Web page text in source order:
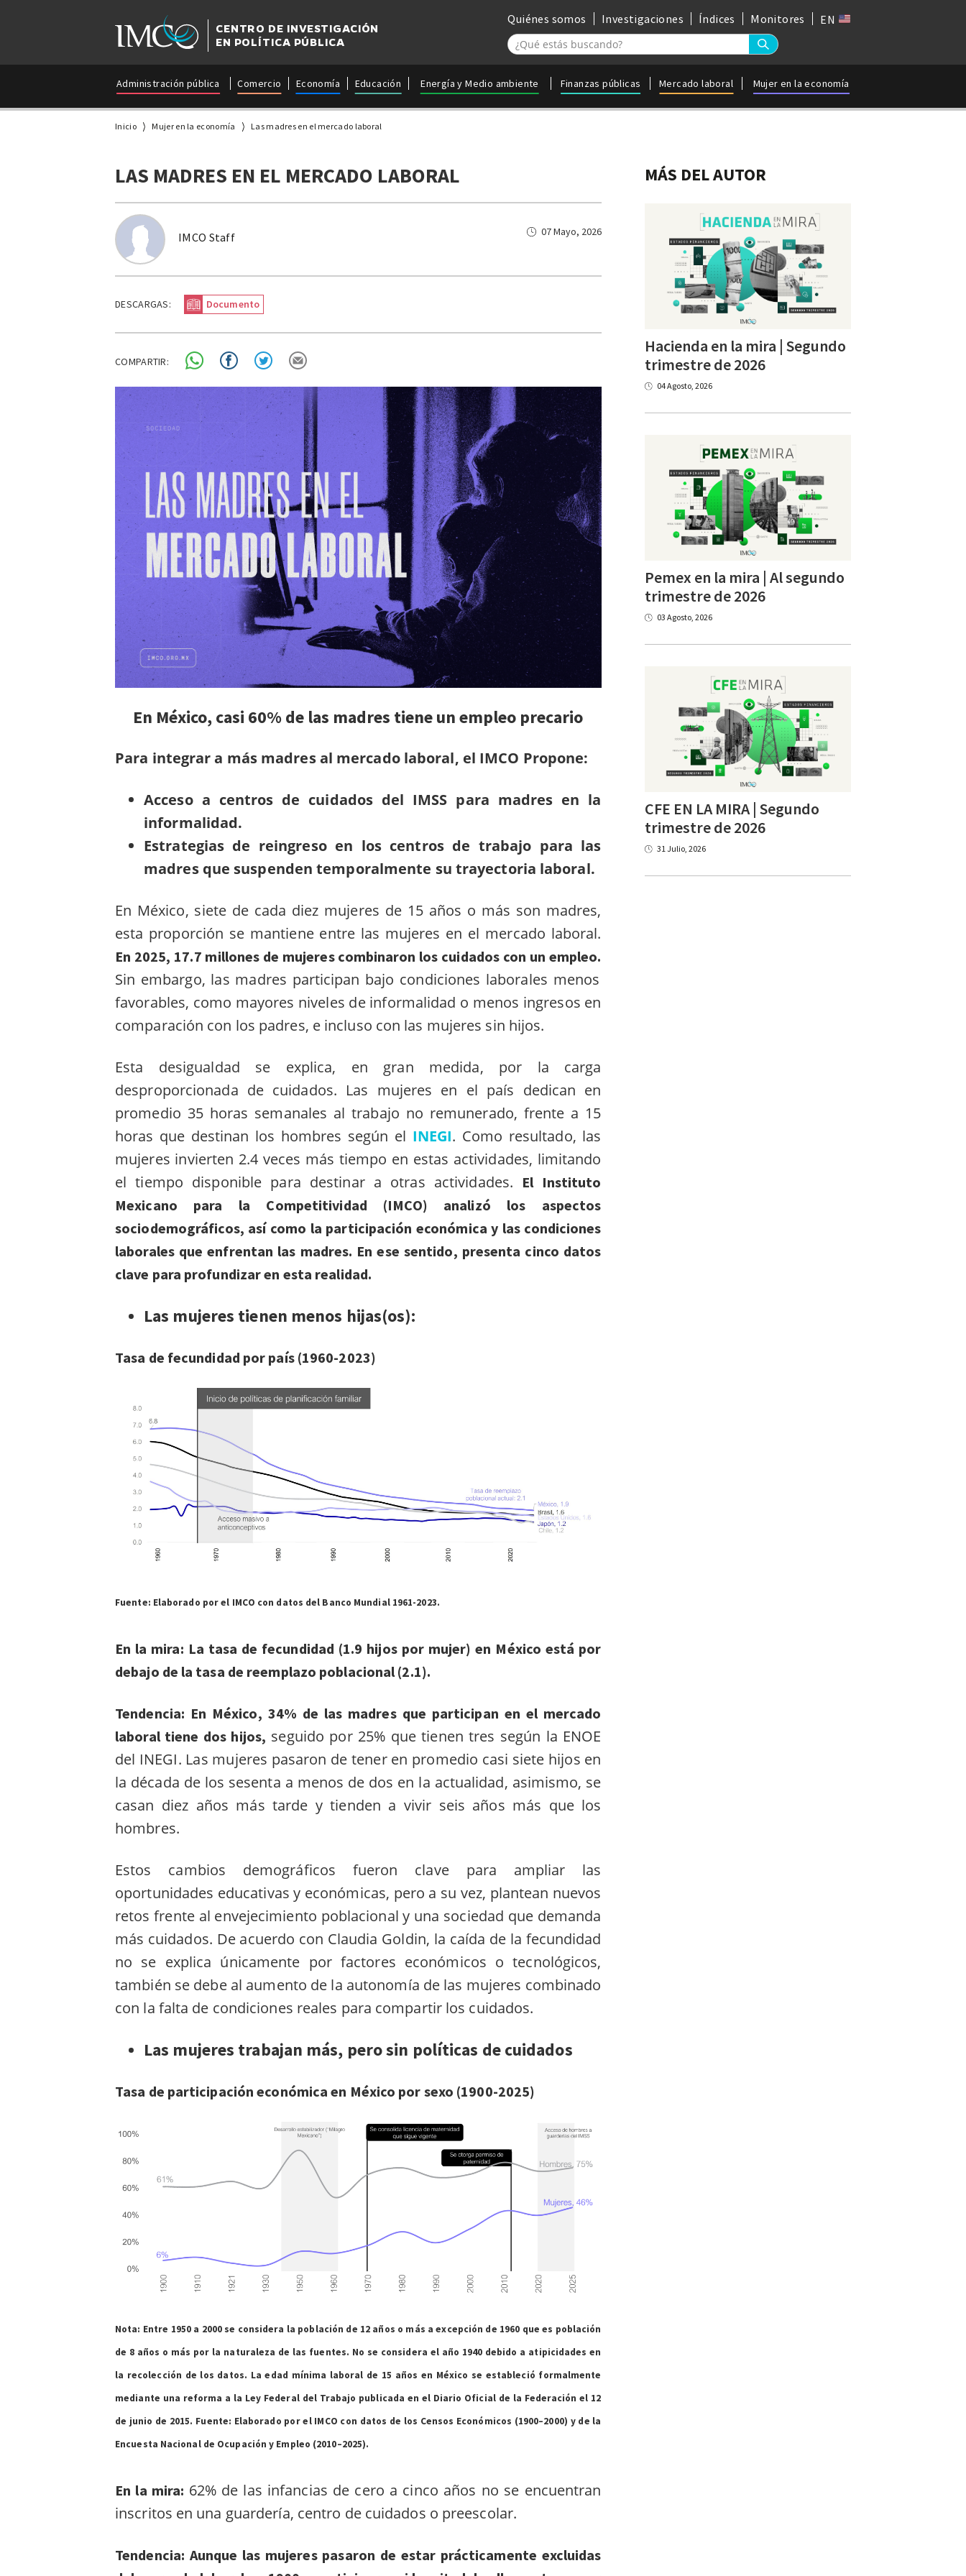
CENTRO DE INVESTIGACIÓN
EN POLÍTICA PÚBLICA
Quiénes somos Investigaciones Índices Monitores EN
Administración pública Comercio Economía Educación Energía y Medio ambiente Finanzas públicas Mercado laboral Mujer en la economía
Inicio Mujer en la economía Las madres en el mercado laboral
LAS MADRES EN EL MERCADO LABORAL
IMCO Staff 07 Mayo, 2026
DESCARGAS: Documento
COMPARTIR:
En México, casi 60% de las madres tiene un empleo precario
Para integrar a más madres al mercado laboral, el IMCO Propone:
Acceso a centros de cuidados del IMSS para madres en la
informalidad.
Estrategias de reingreso en los centros de trabajo para las
madres que suspenden temporalmente su trayectoria laboral.
En México, siete de cada diez mujeres de 15 años o más son madres,
esta proporción se mantiene entre las mujeres en el mercado laboral.
En 2025, 17.7 millones de mujeres combinaron los cuidados con un empleo.
Sin embargo, las madres participan bajo condiciones laborales menos
favorables, como mayores niveles de informalidad o menos ingresos en
comparación con los padres, e incluso con las mujeres sin hijos.
Esta desigualdad se explica, en gran medida, por la carga
desproporcionada de cuidados. Las mujeres en el país dedican en
promedio 35 horas semanales al trabajo no remunerado, frente a 15
horas que destinan los hombres según el INEGI. Como resultado, las
mujeres invierten 2.4 veces más tiempo en estas actividades, limitando
el tiempo disponible para destinar a otras actividades. El Instituto
Mexicano para la Competitividad (IMCO) analizó los aspectos
sociodemográficos, así como la participación económica y las condiciones
laborales que enfrentan las madres. En ese sentido, presenta cinco datos
clave para profundizar en esta realidad.
Las mujeres tienen menos hijas(os):
Tasa de fecundidad por país (1960-2023)
Fuente: Elaborado por el IMCO con datos del Banco Mundial 1961-2023.
En la mira: La tasa de fecundidad (1.9 hijos por mujer) en México está por
debajo de la tasa de reemplazo poblacional (2.1).
Tendencia: En México, 34% de las madres que participan en el mercado
laboral tiene dos hijos, seguido por 25% que tienen tres según la ENOE
del INEGI. Las mujeres pasaron de tener en promedio casi siete hijos en
la década de los sesenta a menos de dos en la actualidad, asimismo, se
casan diez años más tarde y tienden a vivir seis años más que los
hombres.
Estos cambios demográficos fueron clave para ampliar las
oportunidades educativas y económicas, pero a su vez, plantean nuevos
retos frente al envejecimiento poblacional y una sociedad que demanda
más cuidados. De acuerdo con Claudia Goldin, la caída de la fecundidad
no se explica únicamente por factores económicos o tecnológicos,
también se debe al aumento de la autonomía de las mujeres combinado
con la falta de condiciones reales para compartir los cuidados.
Las mujeres trabajan más, pero sin políticas de cuidados
Tasa de participación económica en México por sexo (1900-2025)
Nota: Entre 1950 a 2000 se considera la población de 12 años o más a excepción de 1960 que es población
de 8 años o más por la naturaleza de las fuentes. No se considera el año 1940 debido a atipicidades en
la recolección de los datos. La edad mínima laboral de 15 años en México se estableció formalmente
mediante una reforma a la Ley Federal del Trabajo publicada en el Diario Oficial de la Federación el 12
de junio de 2015. Fuente: Elaborado por el IMCO con datos de los Censos Económicos (1900–2000) y de la
Encuesta Nacional de Ocupación y Empleo (2010–2025).
En la mira: 62% de las infancias de cero a cinco años no se encuentran
inscritos en una guardería, centro de cuidados o preescolar.
Tendencia: Aunque las mujeres pasaron de estar prácticamente excluidas
MÁS DEL AUTOR
Hacienda en la mira | Segundo
trimestre de 2026
04 Agosto, 2026
Pemex en la mira | Al segundo
trimestre de 2026
03 Agosto, 2026
CFE EN LA MIRA | Segundo
trimestre de 2026
31 Julio, 2026